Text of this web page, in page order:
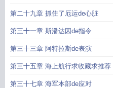
第二十九章 抓住了厄运de心脏
第三十一章 斯潘达因de指令
第三十三章 阿特拉斯de表演
第三十五章 海上航行求收藏求推荐
第三十七章 海军本部de应对